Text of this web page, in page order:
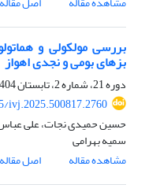
بررسی مولکولی و
بزهای بومی و نجدی اهواز
دوره 21، شماره 2، تابستان 1404، صفحه
ivj.2025.500817.2760
حسین حمیدی نجات، علی عباس
سمیه بهرامی
مشاهده مقاله
اصل مقاله